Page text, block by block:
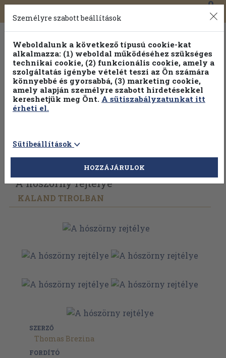
Toggle
navigation
0
Válogasson több mint 1.000.000 kiadványunk közül
100% kedvezménnyel!
Vissza az előző oldalra Válasszon példányt
A hószörny rejtélye
KALAND TIROLBAN
SZERZŐ
Thomas Brezina
FORDÍTÓ
Személyre szabott beállítások
Weboldalunk a következő típusú cookie-kat
alkalmazza: (1) weboldal működéséhez szükséges
technikai cookie, (2) funkcionális cookie, amely a
szolgáltatás igénybe vételét teszi az Ön számára
könnyebbé és gyorsabbá, (3) marketing cookie,
amely alapján személyre szabott hirdetésekkel
kereshetjük meg Önt. A sütiszabályzatunkat itt
érheti el.
Sütibeállítások
HOZZÁJÁRULOK